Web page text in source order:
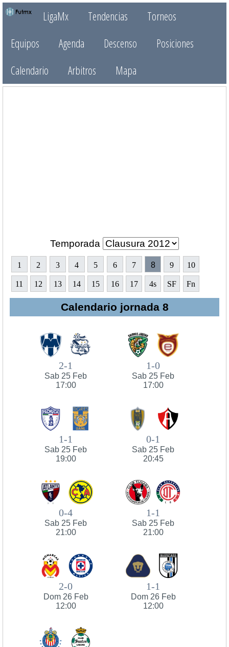
LigaMx Tendencias
Torneos
Equipos
Agenda Descenso
Posiciones
Calendario
Arbitros Mapa
Temporada
1 2 3 4 5 6 7 8 9 10
11 12 13 14 15 16 17 4s SF Fn
Calendario jornada 8
2-1
Sab 25 Feb
17:00
1-0
Sab 25 Feb
17:00
1-1
Sab 25 Feb
19:00
0-1
Sab 25 Feb
20:45
0-4
Sab 25 Feb
21:00
1-1
Sab 25 Feb
21:00
2-0
Dom 26 Feb
12:00
1-1
Dom 26 Feb
12:00